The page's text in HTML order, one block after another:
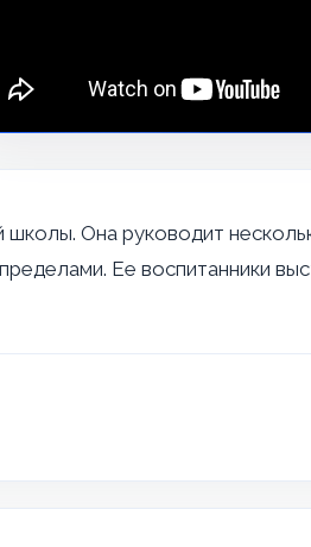
Она руководит
Ее воспитанники